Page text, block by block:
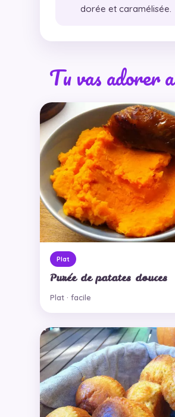
dorée et caramélisée.
Tu vas adorer
Plat
Purée de patates douces
Plat · facile